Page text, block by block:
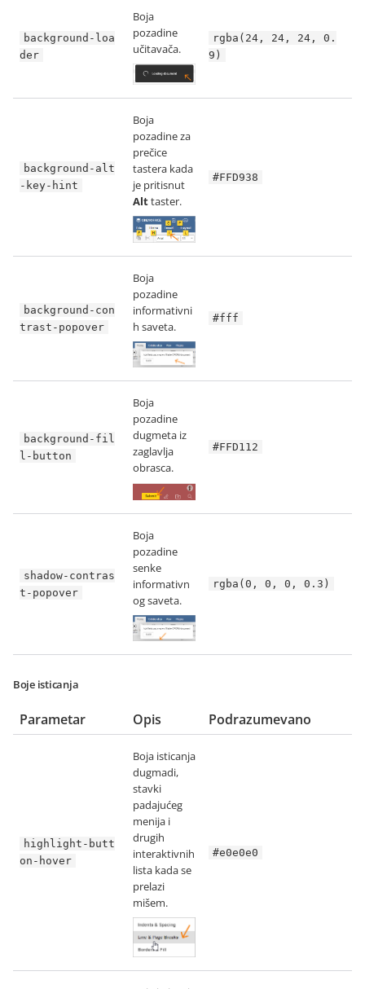
background-loa
der
Boja
pozadine
učitavača.
rgba(24, 24, 24, 0.
9)
background-alt
-key-hint
Boja
pozadine za
prečice
tastera kada
je pritisnut
Alttaster.
#FFD938
background-con
trast-popover
Boja
pozadine
informativni
h saveta.
#fff
background-fil
l-button
Boja
pozadine
dugmeta iz
zaglavlja
obrasca.
#FFD112
shadow-contras
t-popover
Boja
pozadine
senke
informativn
og saveta.
rgba(0, 0, 0, 0.3)
Boje isticanja
Parametar Opis Podrazumevano
highlight-butt
on-hover
Boja isticanja
dugmadi,
stavki
padajućeg
menija i
drugih
interaktivnih
lista kada se
prelazi
mišem.
#e0e0e0